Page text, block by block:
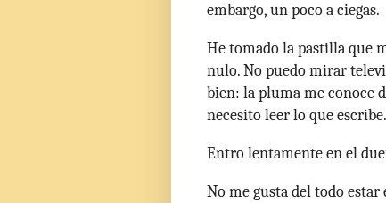
embargo, un poco a ciegas.
He tomado la pastilla que
nulo. No puedo mirar
bien: la pluma me conoce
necesito leer lo que escribe.
Entro lentamente en el
No me gusta del todo